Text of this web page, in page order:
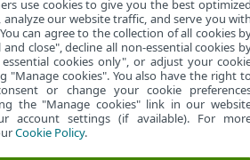
use cookies to give you the best
analyze our website traffic, and serve you
can agree to the collection of all cookies
and close", decline all non-essential cookies
cookies only", or adjust your
"Manage cookies". You also have the right
or change your cookie
the "Manage cookies" link in our
account settings (if available). For
Cookie Policy.